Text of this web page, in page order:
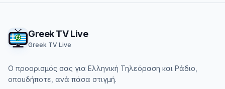
Greek TV Live
Greek TV Live
Ο προορισμός σας για Ελληνική Τηλεόραση και Ράδιο,
οπουδήποτε, ανά πάσα στιγμή.